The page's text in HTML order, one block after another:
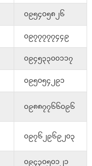
၀၉၅၄၀၅၈၂၆
၀၉၇၇၇၇၇၄၄၉
၀၉၄၅၃၃၀၀၁၁၇
၀၉၅၀၅၄၂၉၁
၀၉၈၈၇၇၆၆၀၉၆
၀၉၇၆၂၉၆၉၂၀၃
၀၉၄၃၀၅၀၁၂၁